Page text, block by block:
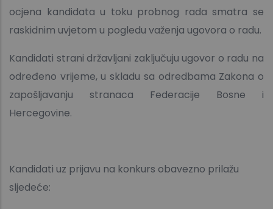
ocjena kandidata u toku probnog rada smatra se
raskidnim uvjetom u pogledu važenja ugovora o radu.
Kandidati strani državljani zaključuju ugovor o radu na
određeno vrijeme, u skladu sa odredbama Zakona o
zapošljavanju stranaca Federacije Bosne i
Hercegovine.
Kandidati uz prijavu na konkurs obavezno prilažu
sljedeće: